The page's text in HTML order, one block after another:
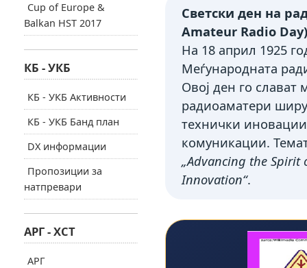
Светски ден на
Amateur Radio
На 18 април 1925
Меѓународната
Овој ден го
радиоаматери
технички
комуникации.
„Advancing the Spirit
Innovation“.
Cup of Europe &
Balkan HST 2017
КБ - УКБ
КБ - УКБ Активности
КБ - УКБ Банд план
DX информации
Пропозиции за
натпревари
АРГ - ХСТ
АРГ